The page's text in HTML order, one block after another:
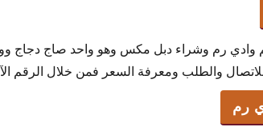
وادي رم وشراء دبل مكس وهو واحد صاج دجاج
والطلب ومعرفة السعر فمن خلال الرقم الآتي وهو
رم